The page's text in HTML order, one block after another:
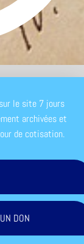
le site 7 jours
archivées et
de cotisation.
DON